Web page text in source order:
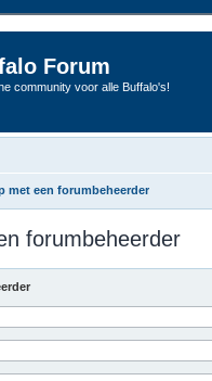
Forum
community voor alle Buffalo's!
met een forumbeheerder
forumbeheerder